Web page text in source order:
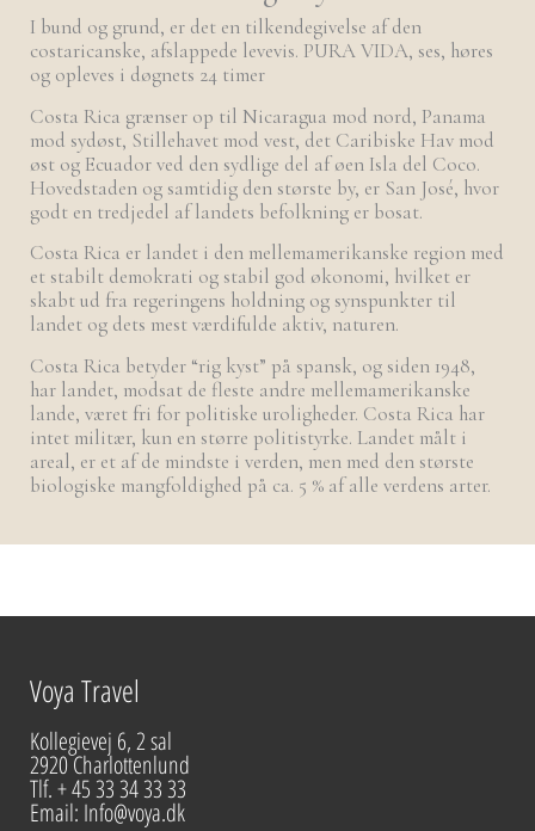
I bund og grund, er det en tilkendegivelse af den
costaricanske, afslappede levevis. PURA VIDA, ses, høres
og opleves i døgnets 24 timer
Costa Rica grænser op til Nicaragua mod nord, Panama
mod sydøst, Stillehavet mod vest, det Caribiske Hav mod
øst og Ecuador ved den sydlige del af øen Isla del Coco.
Hovedstaden og samtidig den største by, er San José, hvor
godt en tredjedel af landets befolkning er bosat.
Costa Rica er landet i den mellemamerikanske region med
et stabilt demokrati og stabil god økonomi, hvilket er
skabt ud fra regeringens holdning og synspunkter til
landet og dets mest værdifulde aktiv, naturen.
Costa Rica betyder “rig kyst” på spansk, og siden 1948,
har landet, modsat de fleste andre mellemamerikanske
lande, været fri for politiske uroligheder. Costa Rica har
intet militær, kun en større politistyrke. Landet målt i
areal, er et af de mindste i verden, men med den største
biologiske mangfoldighed på ca. 5 % af alle verdens arter.
Voya Travel
Kollegievej 6, 2 sal
2920 Charlottenlund
Tlf. + 45 33 34 33 33
Email: Info@voya.dk